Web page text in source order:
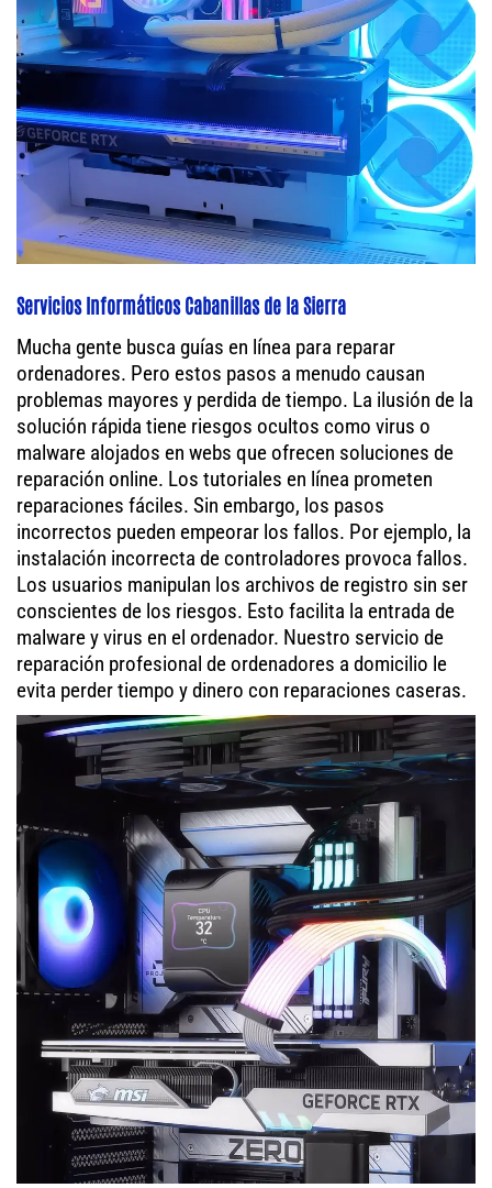
Servicios Informáticos Cabanillas de la Sierra
Mucha gente busca guías en línea para reparar
ordenadores. Pero estos pasos a menudo causan
problemas mayores y perdida de tiempo. La ilusión de la
solución rápida tiene riesgos ocultos como virus o
malware alojados en webs que ofrecen soluciones de
reparación online. Los tutoriales en línea prometen
reparaciones fáciles. Sin embargo, los pasos
incorrectos pueden empeorar los fallos. Por ejemplo, la
instalación incorrecta de controladores provoca fallos.
Los usuarios manipulan los archivos de registro sin ser
conscientes de los riesgos. Esto facilita la entrada de
malware y virus en el ordenador. Nuestro servicio de
reparación profesional de ordenadores a domicilio le
evita perder tiempo y dinero con reparaciones caseras.